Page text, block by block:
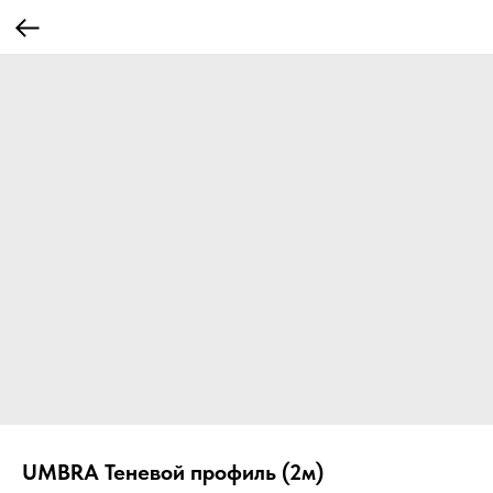
UMBRA Теневой профиль (2м)